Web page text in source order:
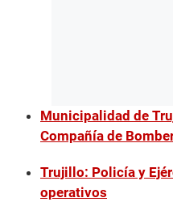
Municipalidad de
Compañía de
Trujillo: Policía y
operativos